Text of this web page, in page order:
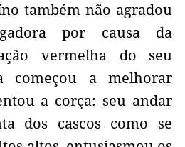
também não agradou
por causa da
vermelha do seu
começou a melhorar
a corça: seu andar
dos cascos como se